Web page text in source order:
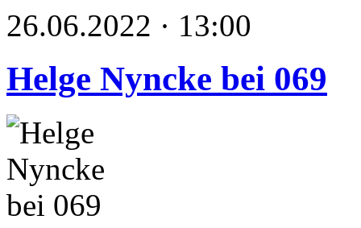
26.06.2022 · 13:00
Helge Nyncke bei 069